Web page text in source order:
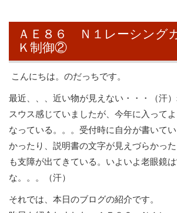
ＡＥ８６ Ｎ１レーシング
Ｋ制御②
こんにちは。のだっちです。
最近、、、近い物が見えない・・・（汗
スウス感じていましたが、今年に入って
なっている。。。受付時に自分が書いて
かったり、説明書の文字が見えづらかっ
も支障が出てきている。いよいよ老眼鏡
な。。。（汗）
それでは、本日のブログの紹介です。